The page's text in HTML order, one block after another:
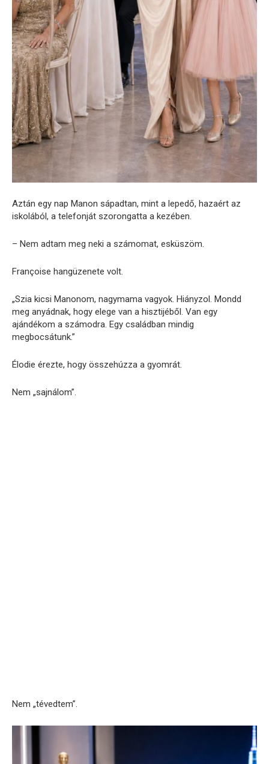
Aztán egy nap Manon sápadtan, mint a lepedő, hazaért az
iskolából, a telefonját szorongatta a kezében.
– Nem adtam meg neki a számomat, esküszöm.
Françoise hangüzenete volt.
„Szia kicsi Manonom, nagymama vagyok. Hiányzol. Mondd
meg anyádnak, hogy elege van a hisztijéből. Van egy
ajándékom a számodra. Egy családban mindig
megbocsátunk.”
Élodie érezte, hogy összehúzza a gyomrát.
Nem „sajnálom”.
Nem „tévedtem”.